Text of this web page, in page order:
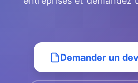
Demander un